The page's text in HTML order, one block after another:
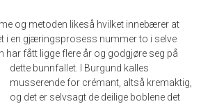
og metoden likeså hvilket innebærer at
i en gjæringsprosess nummer to i selve
har fått ligge flere år og godgjøre seg på
dette bunnfallet.
I Burgund kalles
musserende for crémant, altså kremaktig,
og det er selvsagt de deilige boblene det